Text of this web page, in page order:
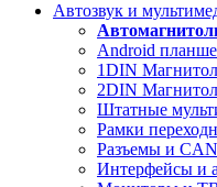
Автозвук и
Android
1DIN
2DIN
Штатные
Рамки
Разъемы и
Интерфейсы и